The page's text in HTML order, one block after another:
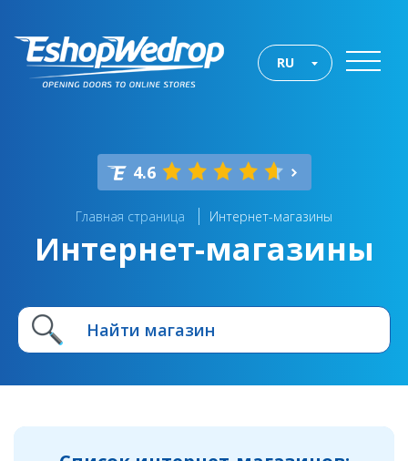
RU
4.6
Главная страница Интернет-магазины
Интернет-магазины